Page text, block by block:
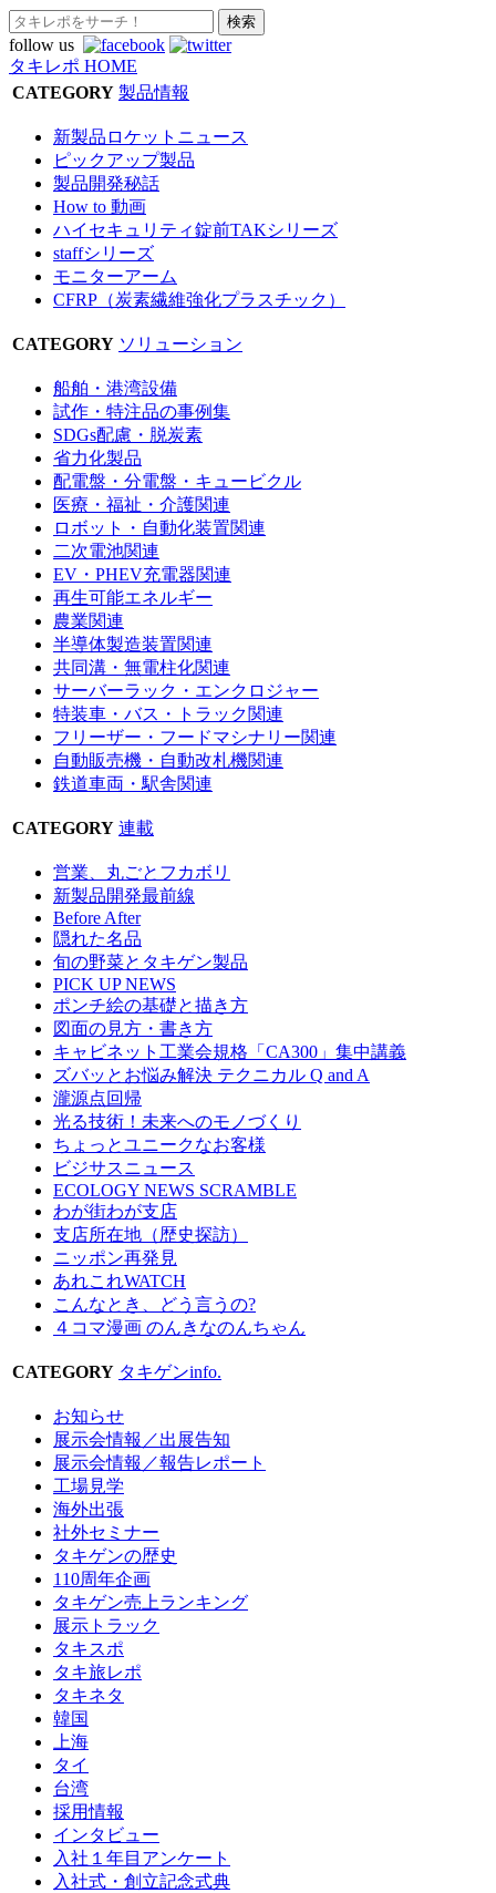
follow us
タキレポ HOME
CATEGORY 製品情報
新製品ロケットニュース
ピックアップ製品
製品開発秘話
How to 動画
ハイセキュリティ錠前TAKシリーズ
staffシリーズ
モニターアーム
CFRP（炭素繊維強化プラスチック）
CATEGORY ソリューション
船舶・港湾設備
試作・特注品の事例集
SDGs配慮・脱炭素
省力化製品
配電盤・分電盤・キュービクル
医療・福祉・介護関連
ロボット・自動化装置関連
二次電池関連
EV・PHEV充電器関連
再生可能エネルギー
農業関連
半導体製造装置関連
共同溝・無電柱化関連
サーバーラック・エンクロジャー
特装車・バス・トラック関連
フリーザー・フードマシナリー関連
自動販売機・自動改札機関連
鉄道車両・駅舎関連
CATEGORY 連載
営業、丸ごとフカボリ
新製品開発最前線
Before After
隠れた名品
旬の野菜とタキゲン製品
PICK UP NEWS
ポンチ絵の基礎と描き方
図面の見方・書き方
キャビネット工業会規格「CA300」集中講義
ズバッとお悩み解決 テクニカル Q and A
瀧源点回帰
光る技術！未来へのモノづくり
ちょっとユニークなお客様
ビジサスニュース
ECOLOGY NEWS SCRAMBLE
わが街わが支店
支店所在地（歴史探訪）
ニッポン再発見
あれこれWATCH
こんなとき、どう言うの?
４コマ漫画 のんきなのんちゃん
CATEGORY タキゲンinfo.
お知らせ
展示会情報／出展告知
展示会情報／報告レポート
工場見学
海外出張
社外セミナー
タキゲンの歴史
110周年企画
タキゲン売上ランキング
展示トラック
タキスポ
タキ旅レポ
タキネタ
韓国
上海
タイ
台湾
採用情報
インタビュー
入社１年目アンケート
入社式・創立記念式典